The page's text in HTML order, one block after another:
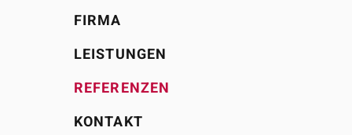
FIRMA
LEISTUNGEN
REFERENZEN
KONTAKT